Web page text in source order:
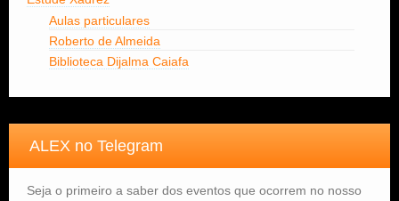
Aulas particulares
Roberto de Almeida
Biblioteca Dijalma Caiafa
ALEX no Telegram
Seja o primeiro a saber dos eventos que ocorrem no nosso